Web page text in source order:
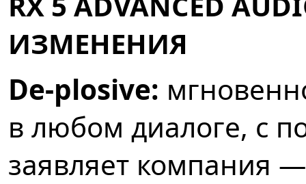
ИЗМЕНЕНИЯ
De-plosive:
в любом диалоге, с
заявляет компания